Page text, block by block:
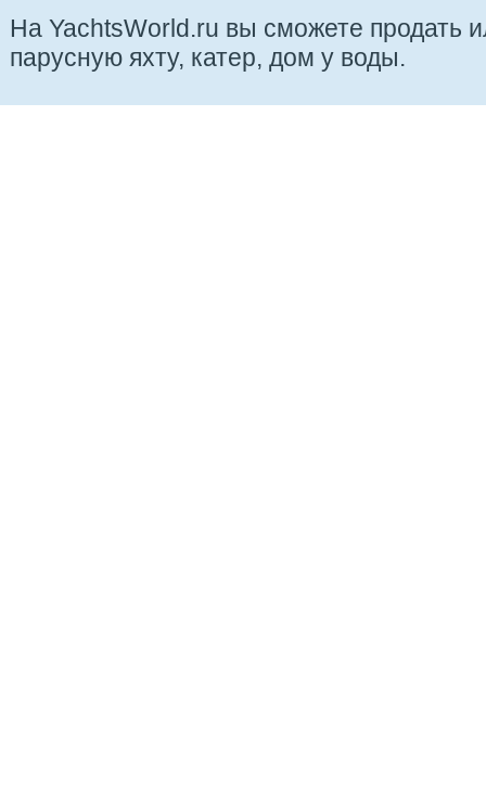
На YachtsWorld.ru вы сможете продать
парусную яхту, катер, дом у воды.